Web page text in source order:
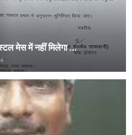
मेस में नहीं मिलेगा ...